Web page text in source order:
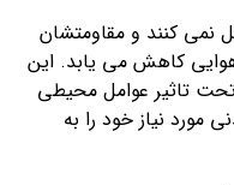
نمی کنند و مقاومتشان
کاهش می یابد. این
تاثیر عوامل محیطی
مورد نیاز خود را به